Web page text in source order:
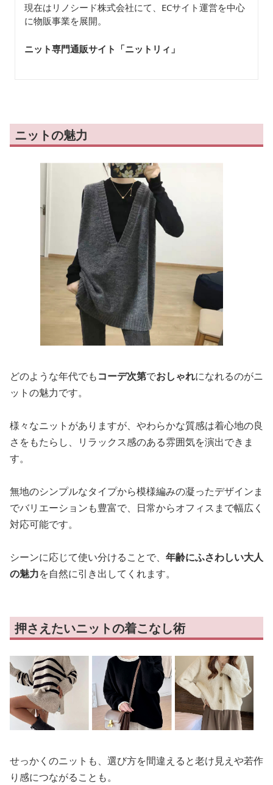
現在はリノシード株式会社にて、ECサイト運営を中心
に物販事業を展開。
ニット専門通販サイト「ニットリィ 」
ニットの魅力
どのような年代でもコーデ次第でおしゃれになれるのがニ
ットの魅力です。
様々なニットがありますが、やわらかな質感は着心地の良
さをもたらし、リラックス感のある雰囲気を演出できま
す。
無地のシンプルなタイプから模様編みの凝ったデザインま
でバリエーションも豊富で、日常からオフィスまで幅広く
対応可能です。
シーンに応じて使い分けることで、 年齢にふさわしい大人
の魅力を自然に引き出してくれます。
押さえたいニットの着こなし術
せっかくのニットも、選び方を間違えると老け見えや若作
り感につながることも。